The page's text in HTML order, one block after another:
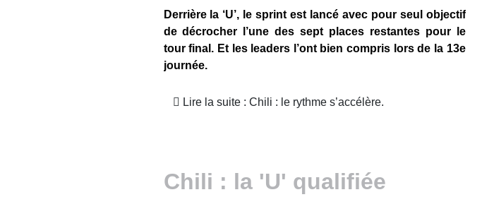
Derrière la ‘U’, le sprint est lancé avec pour seul objectif
de décrocher l’une des sept places restantes pour le
tour final. Et les leaders l’ont bien compris lors de la 13e
journée.
Lire la suite : Chili : le rythme s’accélère.
Chili : la 'U' qualifiée